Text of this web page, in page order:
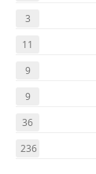
3
11
9
9
36
236